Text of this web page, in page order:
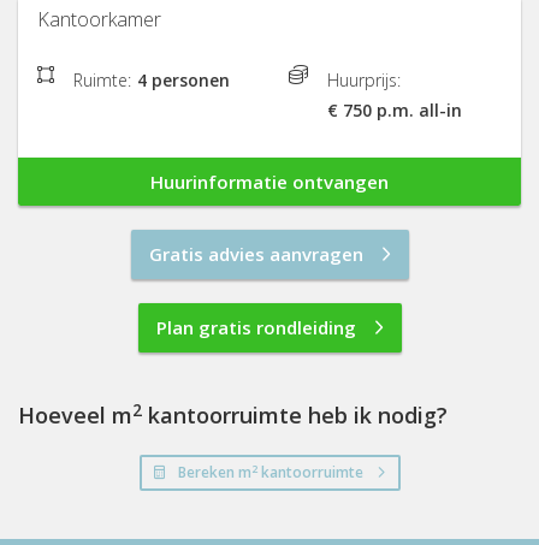
Kantoorkamer
Ruimte: 4 personen
Huurprijs:
€ 750 p.m. all-in
Huurinformatie ontvangen
Gratis advies aanvragen
Plan gratis rondleiding
Hoeveel m2 kantoorruimte heb ik nodig?
Bereken m2kantoorruimte